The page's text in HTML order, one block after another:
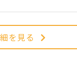
を見る